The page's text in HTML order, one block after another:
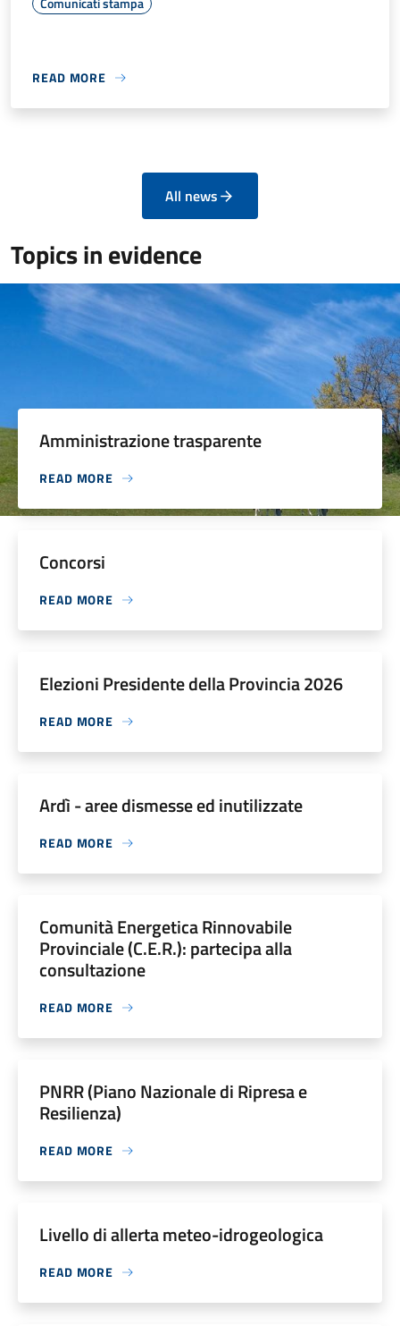
READ MORE
All news
Topics in evidence
Amministrazione trasparente
READ MORE
Concorsi
READ MORE
Elezioni Presidente della Provincia 2026
READ MORE
Ardì - aree dismesse ed inutilizzate
READ MORE
Comunità Energetica Rinnovabile
Provinciale (C.E.R.): partecipa alla
consultazione
READ MORE
PNRR (Piano Nazionale di Ripresa e
Resilienza)
READ MORE
Livello di allerta meteo-idrogeologica
READ MORE